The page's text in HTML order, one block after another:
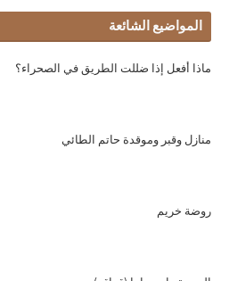
المواضيع الشائعة
ماذا أفعل إذا ضللت الطريق في الصحراء؟
منازل وقبر وموقدة حاتم الطائي
روضة خريم